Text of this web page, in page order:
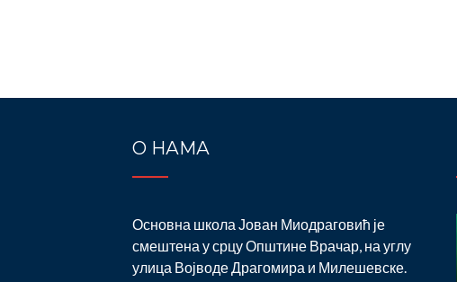
О НАМА
Основна школа Јован Миодраговић је
смештена у срцу Општине Врачар, на углу
улица Војводе Драгомира и Милешевске.